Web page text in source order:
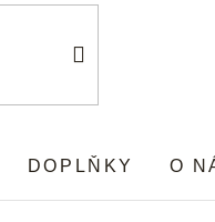
DOPLŇKY O